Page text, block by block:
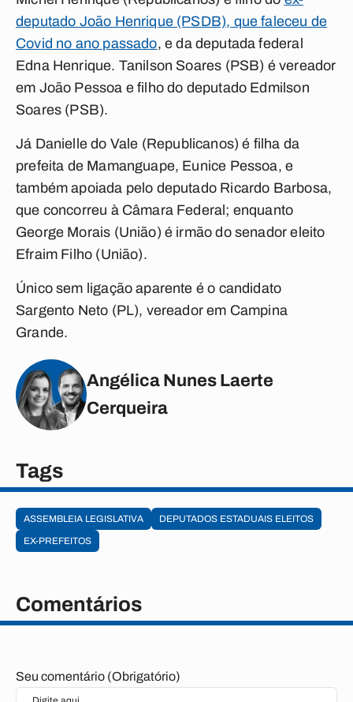
deputado João Henrique (PSDB), que faleceu de
Covid no ano passado, e da deputada federal
Edna Henrique. Tanilson Soares (PSB) é vereador
em João Pessoa e filho do deputado Edmilson
Soares (PSB).
Já Danielle do Vale (Republicanos) é filha da
prefeita de Mamanguape, Eunice Pessoa, e
também apoiada pelo deputado Ricardo Barbosa,
que concorreu à Câmara Federal; enquanto
George Morais (União) é irmão do senador eleito
Efraim Filho (União).
Único sem ligação aparente é o candidato
Sargento Neto (PL), vereador em Campina
Grande.
Angélica Nunes Laerte
Cerqueira
Tags
ASSEMBLEIA LEGISLATIVA
DEPUTADOS ESTADUAIS ELEITOS
EX-PREFEITOS
Comentários
Seu comentário (Obrigatório)